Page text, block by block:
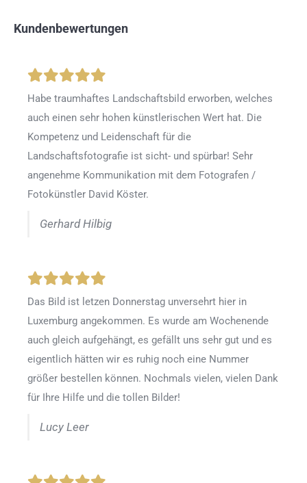
Kundenbewertungen
Habe traumhaftes Landschaftsbild erworben, welches
auch einen sehr hohen künstlerischen Wert hat. Die
Kompetenz und Leidenschaft für die
Landschaftsfotografie ist sicht- und spürbar! Sehr
angenehme Kommunikation mit dem Fotografen /
Fotokünstler David Köster.
Gerhard Hilbig
Das Bild ist letzen Donnerstag unversehrt hier in
Luxemburg angekommen. Es wurde am Wochenende
auch gleich aufgehängt, es gefällt uns sehr gut und es
eigentlich hätten wir es ruhig noch eine Nummer
größer bestellen können. Nochmals vielen, vielen Dank
für Ihre Hilfe und die tollen Bilder!
Lucy Leer